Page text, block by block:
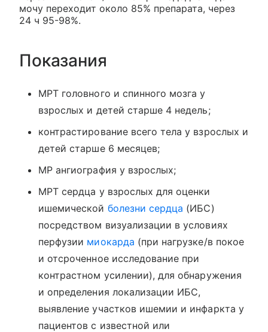
мочу переходит около 85% препарата, через
24 ч 95-98%.
Показания
МРТ головного и спинного мозга у
взрослых и детей старше 4 недель;
контрастирование всего тела у взрослых и
детей старше 6 месяцев;
MP ангиография у взрослых;
МРТ сердца у взрослых для оценки
ишемической болезни сердца (ИБС)
посредством визуализации в условиях
перфузии миокарда (при нагрузке/в покое
и отсроченное исследование при
контрастном усилении), для обнаружения
и определения локализации ИБС,
выявление участков ишемии и инфаркта у
пациентов с известной или